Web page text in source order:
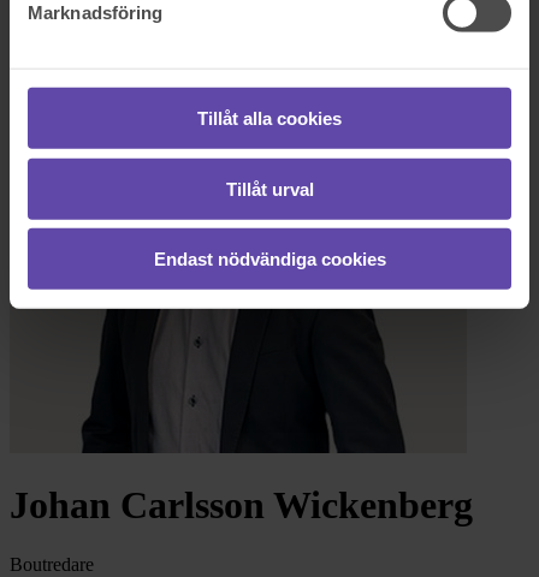
Marknadsföring
Tillåt alla cookies
Tillåt urval
Endast nödvändiga cookies
Johan Carlsson Wickenberg
Johan Carlsson Wickenberg
Boutredare